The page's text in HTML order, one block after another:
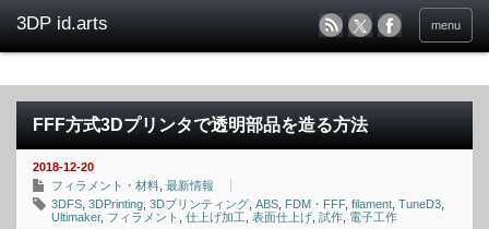
menu
FFF方式3Dプリンタで透明部品を造る方法
2018-12-20
フィラメント・材料 最新情報
3DFS 3DPrinting 3Dプリンティング ABS FDM・FFF, filament TuneD3
Ultimaker, フィラメント 仕上げ加工 表面仕上げ 試作 電子工作